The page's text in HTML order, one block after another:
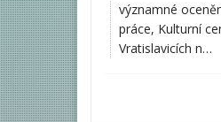
významné
práce, Kulturní
Vratislavicích n…